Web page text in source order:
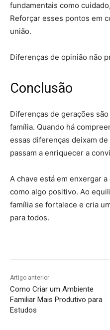
fundamentais como
Reforçar esses pontos em
união.
Diferenças de opinião não
Conclusão
Diferenças de gerações
família. Quando há
essas diferenças deixam
passam a enriquecer a
A chave está em enxergar
como algo positivo. Ao
família se fortalece e cria
para todos.
Artigo anterior
Como Criar um Ambiente
Familiar Mais Produtivo para
Estudos